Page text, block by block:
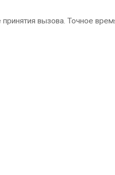
вызова. Точное